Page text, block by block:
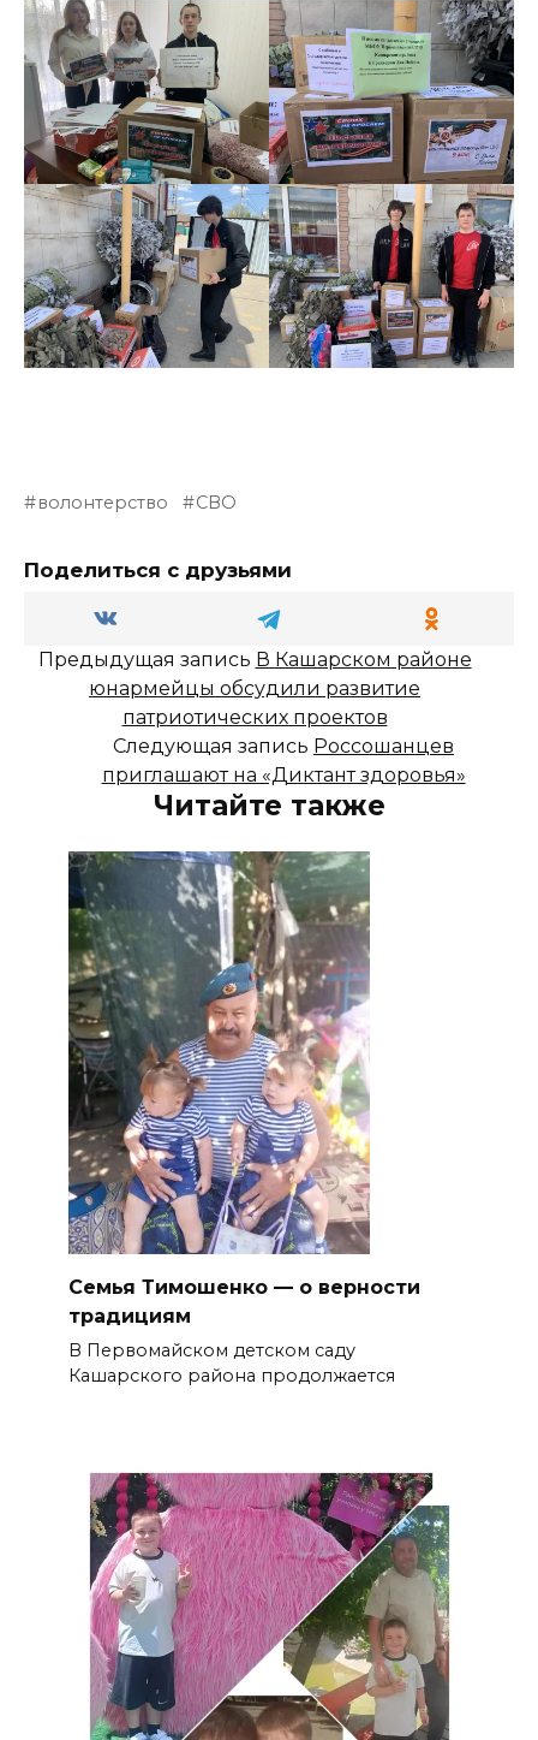
волонтерство СВО
Поделиться с друзьями
Предыдущая запись В Кашарском районе
юнармейцы обсудили развитие
патриотических проектов
Следующая запись Россошанцев
приглашают на «Диктант здоровья»
Читайте также
Семья Тимошенко — о верности
традициям
В Первомайском детском саду
Кашарского района продолжается